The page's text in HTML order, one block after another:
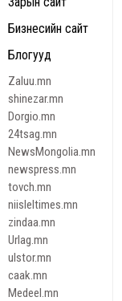
Бизнесийн сайт
Блогууд
Zaluu.mn
shinezar.mn
Dorgio.mn
24tsag.mn
NewsMongolia.mn
newspress.mn
tovch.mn
niisleltimes.mn
zindaa.mn
Urlag.mn
ulstor.mn
caak.mn
Medeel.mn